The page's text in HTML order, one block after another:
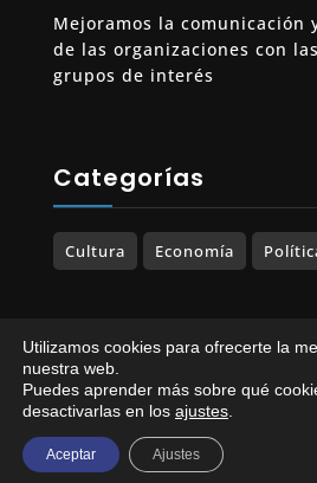
Mejoramos la comunicación
de las organizaciones con
grupos de interés
Categorías
Cultura Economía
© 2023-2025 PUNTOS DE
derechos
Política de Privacidad
Utilizamos cookies para ofrecerte la
nuestra web.
Puedes aprender más sobre qué
desactivarlas en los ajustes
Aceptar Ajustes